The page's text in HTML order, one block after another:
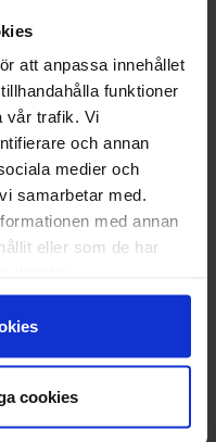
att anpassa innehållet
funktioner
vår trafik. Vi
och annan
medier och
samarbetar med.
med annan
eller som de har
cookies
stuga